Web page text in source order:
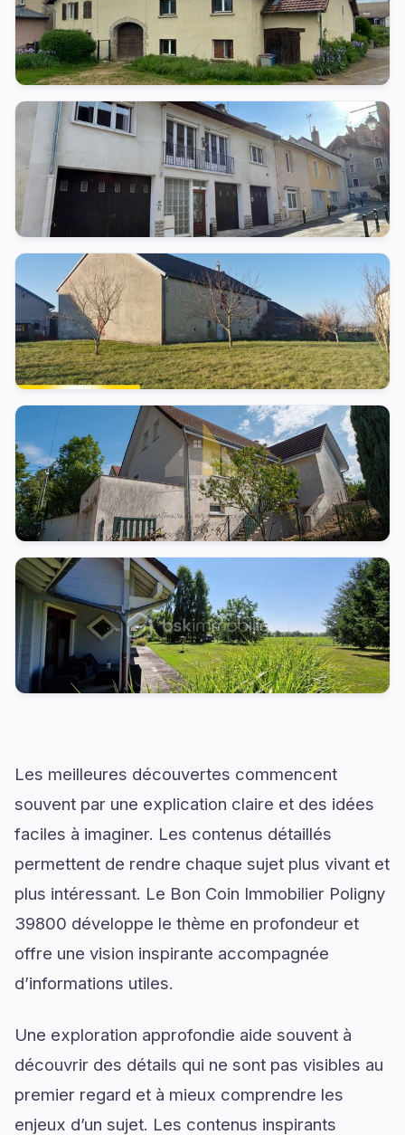
Les meilleures découvertes commencent
souvent par une explication claire et des idées
faciles à imaginer. Les contenus détaillés
permettent de rendre chaque sujet plus vivant et
plus intéressant. Le Bon Coin Immobilier Poligny
39800 développe le thème en profondeur et
offre une vision inspirante accompagnée
d’informations utiles.
Une exploration approfondie aide souvent à
découvrir des détails qui ne sont pas visibles au
premier regard et à mieux comprendre les
enjeux d’un sujet. Les contenus inspirants